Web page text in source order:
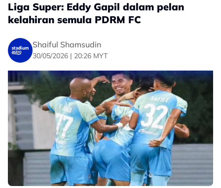
Liga Super: Eddy Gapil dalam pelan
kelahiran semula PDRM FC
Shaiful Shamsudin
30/05/2026 | 20:26 MYT